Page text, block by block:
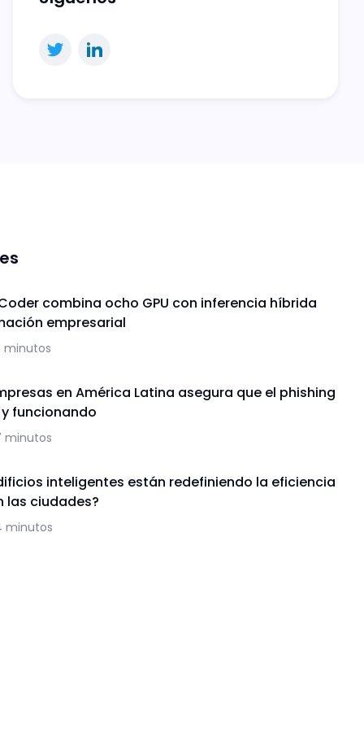
combina ocho GPU con inferencia híbrida
empresarial
minutos
en América Latina asegura que el phishing
funcionando
minutos
inteligentes están redefiniendo la eficiencia
las ciudades?
minutos